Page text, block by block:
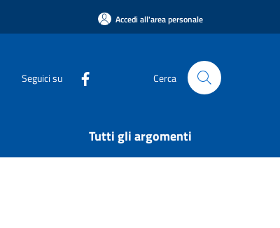
Accedi all'area personale
Seguici su Cerca
Tutti gli argomenti